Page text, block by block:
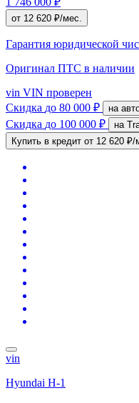
от 12 620 ₽/мес.
Гарантия юридической
Оригинал ПТС в наличии
vin VIN проверен
Скидка до 80 000 ₽ на
Скидка до 100 000 ₽
на
Купить в кредит от 12 620 ₽/
vin
Hyundai H-1